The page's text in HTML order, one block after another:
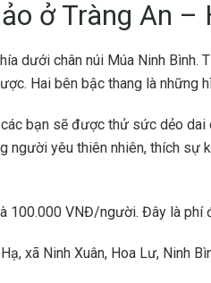
ở Tràng An –
dưới chân núi Múa Ninh
Hai bên bậc thang là những
bạn sẽ được thử sức dẻo
người yêu thiên nhiên, thích sự
100.000 VNĐ/người. Đây là phí
xã Ninh Xuân, Hoa Lư, Ninh